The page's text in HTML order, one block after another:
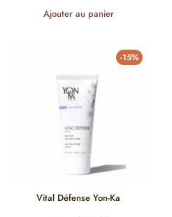
Ajouter au panier
-15%
Vital Défense Yon-Ka